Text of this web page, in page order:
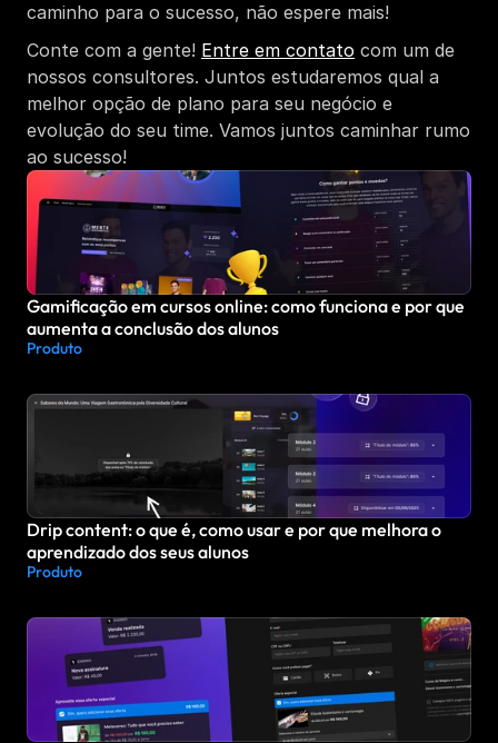
caminho para o sucesso, não espere mais!
Conte com a gente! Entre em contato com um de
nossos consultores. Juntos estudaremos qual a
melhor opção de plano para seu negócio e
evolução do seu time. Vamos juntos caminhar rumo
ao sucesso!
Gamificação em cursos online: como funciona e por que
aumenta a conclusão dos alunos
Produto
Drip content: o que é, como usar e por que melhora o
aprendizado dos seus alunos
Produto